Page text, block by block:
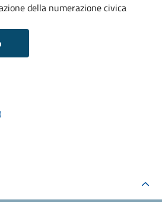
della numerazione civica